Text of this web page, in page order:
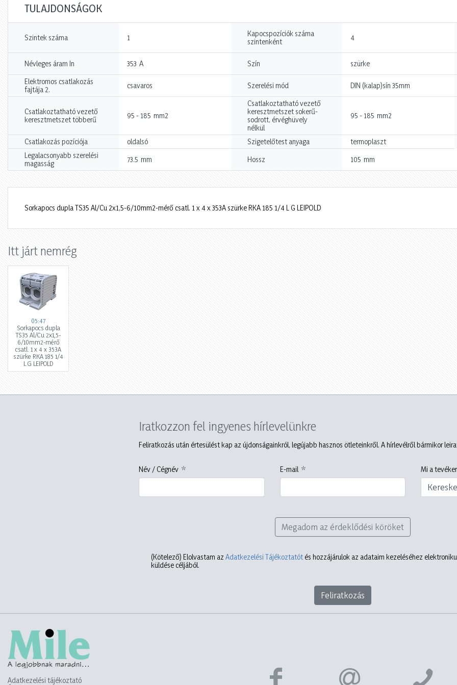
TULAJDONSÁGOK
Szintek száma 1
Kapocspozíciók száma
szintenként
4
Névleges áram In 353 A Szín szürke
Elektromos csatlakozás
fajtája 2.
csavaros Szerelési mód DIN (kalap)sín 35mm
Csatlakoztatható vezető
keresztmetszet többerű
95 - 185 mm2
Csatlakoztatható vezető
keresztmetszet sokerű-
sodrott, érvéghüvely
nélkül
95 - 185 mm2
Csatlakozás pozíciója oldalsó Szigetelőtest anyaga termoplaszt
Legalacsonyabb szerelési
magasság
73.5 mm Hossz 105 mm
Sorkapocs dupla TS35 Al/Cu 2x1,5-6/10mm2-mérő csatl. 1 x 4 x 353A szürke RKA 185 1/4 L G LEIPOLD
Itt járt nemrég
05:47
Sorkapocs dupla
TS35 Al/Cu 2x1,5-
6/10mm2-mérő
csatl. 1 x 4 x 353A
szürke RKA 185 1/4
L G LEIPOLD
Iratkozzon fel ingyenes hírlevelünkre
Feliratkozás után értesülést kap az újdonságainkról, legújabb hasznos ötleteinkről. A hírlevélről bármikor
Név / Cégnév E-mail Mi a
Megadom az érdeklődési köröket
(Kötelező) Elolvastam az Adatkezelési Tájékoztatót és hozzájárulok az adataim kezeléséhez
küldése céljából.
Feliratkozás
Adatkezelési tájékoztató